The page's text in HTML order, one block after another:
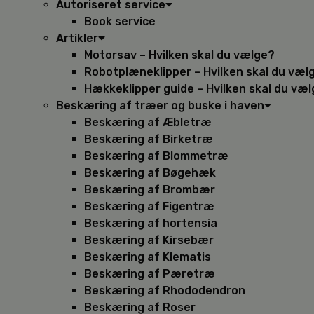
Autoriseret service
Book service
Artikler
Motorsav – Hvilken skal du vælge?
Robotplæneklipper – Hvilken skal du
Hækkeklipper guide – Hvilken skal du
Beskæring af træer og buske i haven
Beskæring af Æbletræ
Beskæring af Birketræ
Beskæring af Blommetræ
Beskæring af Bøgehæk
Beskæring af Brombær
Beskæring af Figentræ
Beskæring af hortensia
Beskæring af Kirsebær
Beskæring af Klematis
Beskæring af Pæretræ
Beskæring af Rhododendron
Beskæring af Roser